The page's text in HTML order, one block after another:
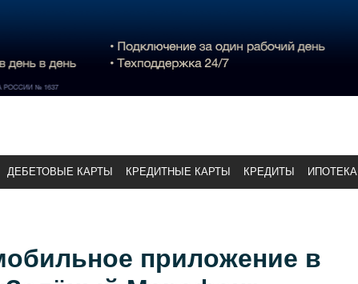
ДЕБЕТОВЫЕ КАРТЫ КРЕДИТНЫЕ КАРТЫ КРЕДИТЫ ИПОТЕКА
приложение в